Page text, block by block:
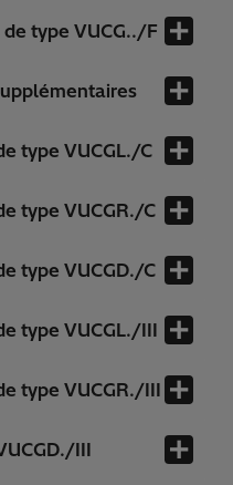
type VUCG../F
type VUCGL./C
type VUCGR./C
type VUCGD./C
type VUCGL./III
type VUCGR./III
III